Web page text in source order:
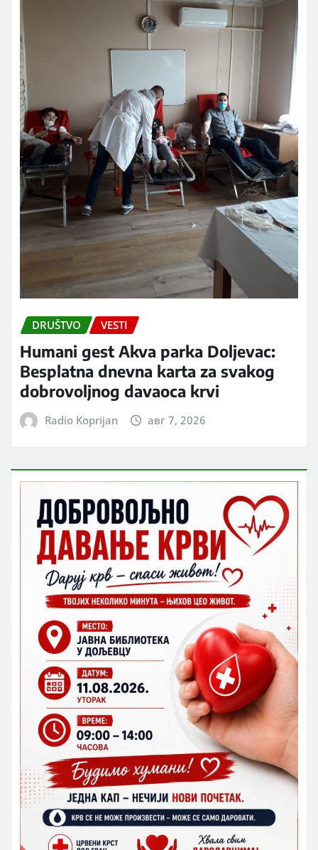
DRUŠTVO VESTI
Humani gest Akva parka Doljevac:
Besplatna dnevna karta za svakog
dobrovoljnog davaoca krvi
Radio Koprijan авг 7, 2026